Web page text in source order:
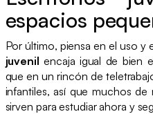
espacios
Por último, piensa en el uso y
juvenil encaja igual de bien
que en un rincón de
infantiles, así que muchos de
sirven para estudiar ahora y